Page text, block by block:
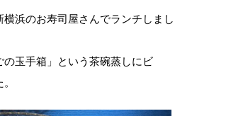
浜のお寿司屋さんでランチしまし
玉手箱」という茶碗蒸しにビ